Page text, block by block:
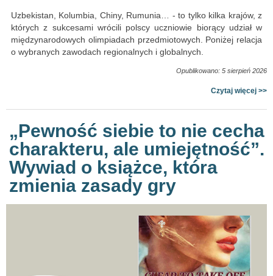
Uzbekistan, Kolumbia, Chiny, Rumunia… - to tylko kilka krajów, z
których z sukcesami wrócili polscy uczniowie biorący udział w
międzynarodowych olimpiadach przedmiotowych. Poniżej relacja
o wybranych zawodach regionalnych i globalnych.
Opublikowano: 5 sierpień 2026
Czytaj więcej >>
„Pewność siebie to nie cecha
charakteru, ale umiejętność”.
Wywiad o książce, która
zmienia zasady gry